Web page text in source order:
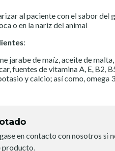
al paciente con el sabor del
o en la nariz del animal
:
jarabe de maíz, aceite de
fuentes de vitamina A, E, B2,
y calcio; así como, omega
en contacto con nosotros si
producto.